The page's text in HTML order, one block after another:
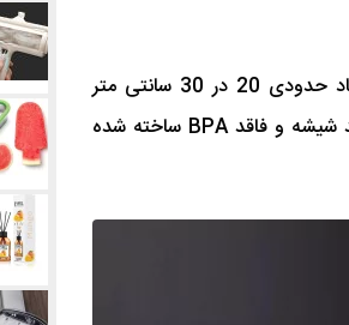
این آبکش کریستالی همه کاره با بهترین کیفیت ممکن و در ابعاد حدودی 20 در 30 سانتی متر
طراحی شده است و جنس آن از پلاستیک باکیفیت شفاف همانند شیشه و فاقد BPA ساخته شده